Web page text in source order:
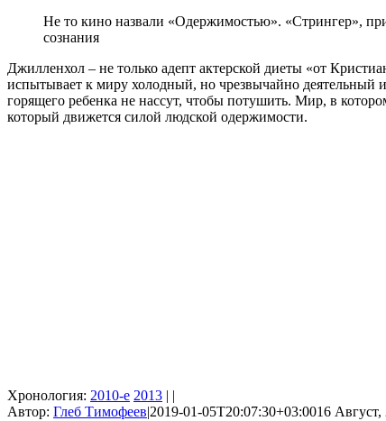
Не то кино назвали «Одержимостью». «Стрингер»,
сознания
Джилленхол – не только адепт актерской диеты «от
испытывает к миру холодный, но чрезвычайно деятельный
горящего ребенка не нассут, чтобы потушить. Мир, в
который движется силой людской одержимости.
Хронология: 2010-е 2013 | |
Автор: Глеб Тимофеев|2019-01-05T20:07:30+03:0016 Август,